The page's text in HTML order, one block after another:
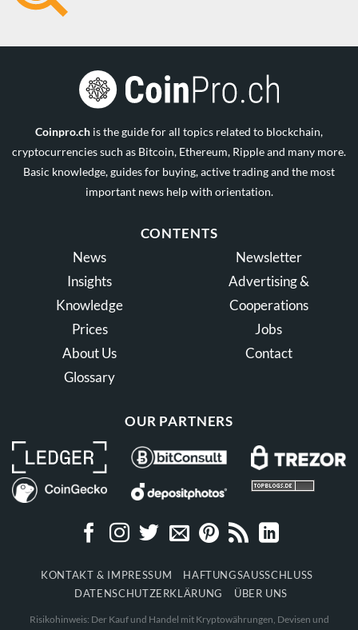
Coinpro.ch is the guide for all topics related to blockchain,
cryptocurrencies such as Bitcoin, Ethereum, Ripple and many more.
Basic knowledge, guides for buying, active trading and the most
important news help with orientation.
CONTENTS
News
Insights
Knowledge
Prices
About Us
Glossary
Newsletter
Advertising &
Cooperations
Jobs
Contact
OUR PARTNERS
KONTAKT & IMPRESSUM
HAFTUNGSAUSSCHLUSS
DATENSCHUTZERKLÄRUNG
ÜBER UNS
Risikohinweis: Der Kauf und Handel mit Kryptowährungen, Devisen und